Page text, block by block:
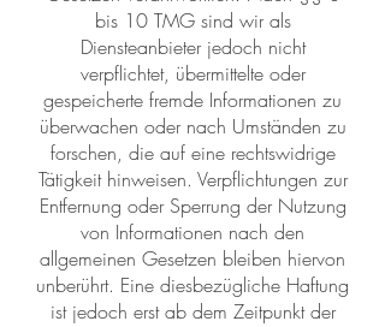
bis 10 TMG sind wir als
Diensteanbieter jedoch nicht
verpflichtet, übermittelte oder
gespeicherte fremde Informationen zu
überwachen oder nach Umständen zu
forschen, die auf eine rechtswidrige
Tätigkeit hinweisen. Verpflichtungen zur
Entfernung oder Sperrung der Nutzung
von Informationen nach den
allgemeinen Gesetzen bleiben hiervon
unberührt. Eine diesbezügliche Haftung
ist jedoch erst ab dem Zeitpunkt der